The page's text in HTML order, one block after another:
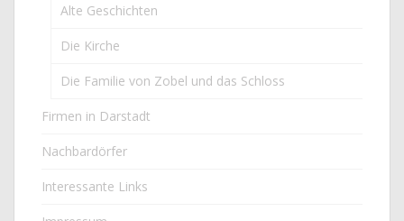
Alte Geschichten
Die Kirche
Die Familie von Zobel und das Schloss
Firmen in Darstadt
Nachbardörfer
Interessante Links